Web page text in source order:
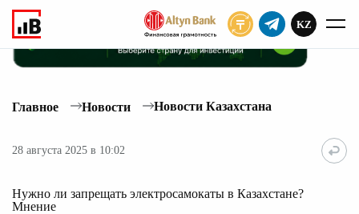
KZ
Главное Новости Новости Казахстана
28 августа 2025 в 10:02
Нужно ли запрещать электросамокаты в Казахстане?
Мнение